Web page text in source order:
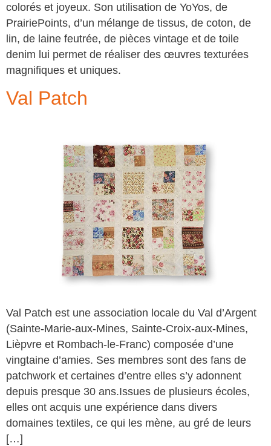
colorés et joyeux. Son utilisation de YoYos, de
PrairiePoints, d’un mélange de tissus, de coton, de
lin, de laine feutrée, de pièces vintage et de toile
denim lui permet de réaliser des œuvres texturées
magnifiques et uniques.
Val Patch
Val Patch est une association locale du Val d’Argent
(Sainte-Marie-aux-Mines, Sainte-Croix-aux-Mines,
Lièpvre et Rombach-le-Franc) composée d’une
vingtaine d’amies. Ses membres sont des fans de
patchwork et certaines d’entre elles s’y adonnent
depuis presque 30 ans.Issues de plusieurs écoles,
elles ont acquis une expérience dans divers
domaines textiles, ce qui les mène, au gré de leurs
[…]